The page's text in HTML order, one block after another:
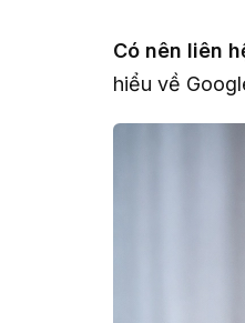
Có nên liên
hiểu về